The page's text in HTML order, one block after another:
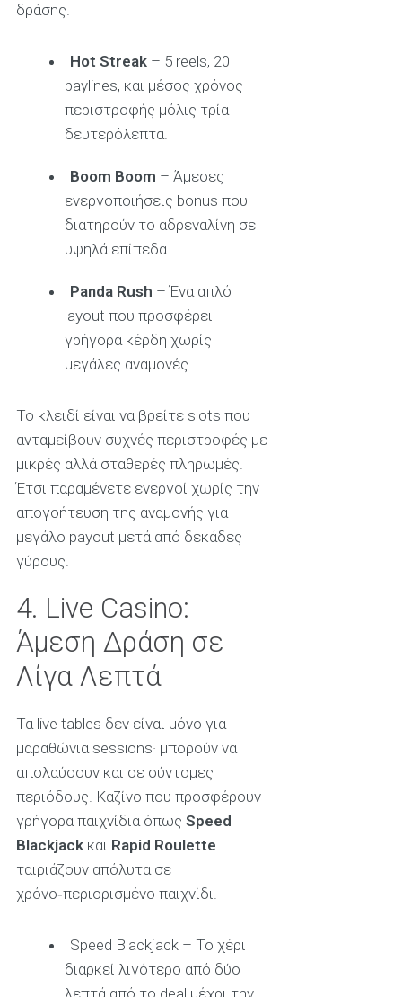
δράσης.
Hot Streak – 5 reels, 20
paylines, και μέσος χρόνος
περιστροφής μόλις τρία
δευτερόλεπτα.
Boom Boom – Άμεσες
ενεργοποιήσεις bonus που
διατηρούν το αδρεναλίνη σε
υψηλά επίπεδα.
Panda Rush – Ένα απλό
layout που προσφέρει
γρήγορα κέρδη χωρίς
μεγάλες αναμονές.
Το κλειδί είναι να βρείτε slots που
ανταμείβουν συχνές περιστροφές με
μικρές αλλά σταθερές πληρωμές.
Έτσι παραμένετε ενεργοί χωρίς την
απογοήτευση της αναμονής για
μεγάλο payout μετά από δεκάδες
γύρους.
4. Live Casino:
Άμεση Δράση σε
Λίγα Λεπτά
Τα live tables δεν είναι μόνο για
μαραθώνια sessions· μπορούν να
απολαύσουν και σε σύντομες
περιόδους. Καζίνο που προσφέρουν
γρήγορα παιχνίδια όπως Speed
Blackjackκαι Rapid Roulette
ταιριάζουν απόλυτα σε
χρόνο‑περιορισμένο παιχνίδι.
Speed Blackjack – Το χέρι
διαρκεί λιγότερο από δύο